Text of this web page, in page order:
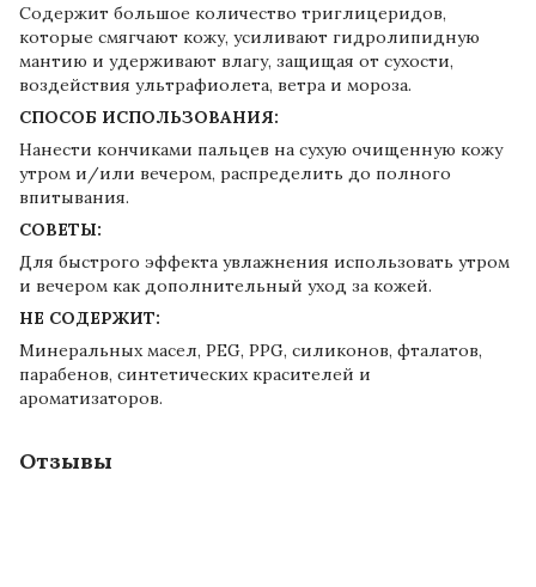
Содержит большое количество триглицеридов,
которые смягчают кожу, усиливают гидролипидную
мантию и удерживают влагу, защищая от сухости,
воздействия ультрафиолета, ветра и мороза.
СПОСОБ ИСПОЛЬЗОВАНИЯ:
Нанести кончиками пальцев на сухую очищенную кожу
утром и/или вечером, распределить до полного
впитывания.
СОВЕТЫ:
Для быстрого эффекта увлажнения использовать утром
и вечером как дополнительный уход за кожей.
НЕ СОДЕРЖИТ:
Минеральных масел, РEG, PPG, силиконов, фталатов,
парабенов, синтетических красителей и
ароматизаторов.
Отзывы